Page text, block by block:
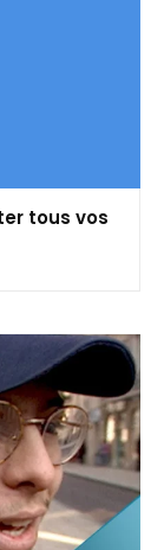
tous vos